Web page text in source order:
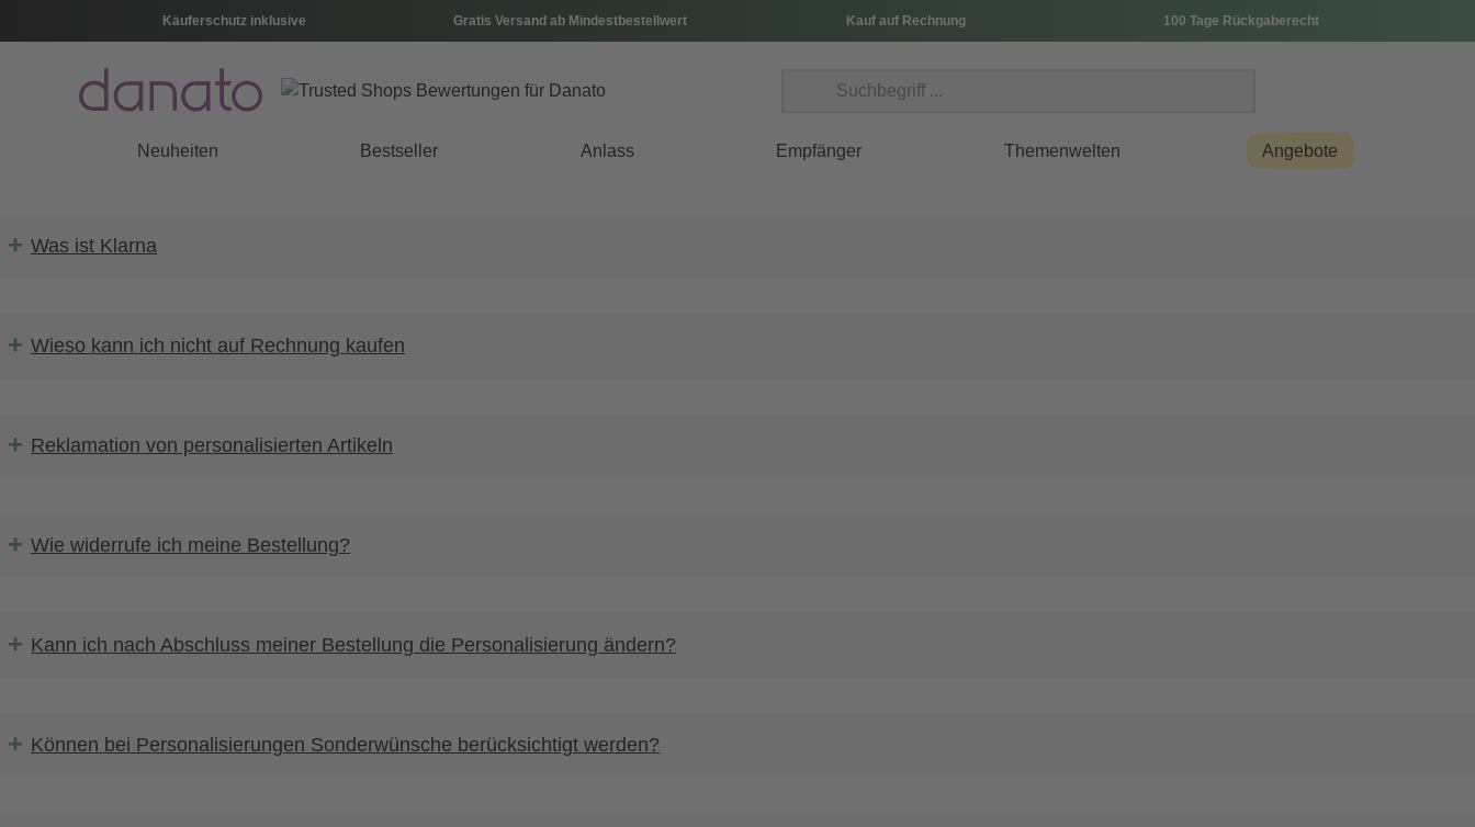
Käuferschutz inklusive Gratis Versand ab Mindestbestellwert Kauf auf Rechnung 100 Tage Rückgaberecht
Neuheiten Bestseller Anlass Empfänger Themenwelten Angebote
+ Was ist Klarna
+ Wieso kann ich nicht auf Rechnung kaufen
+ Reklamation von personalisierten Artikeln
+ Wie widerrufe ich meine Bestellung?
+ Kann ich nach Abschluss meiner Bestellung die Personalisierung ändern?
+ Können bei Personalisierungen Sonderwünsche berücksichtigt werden?